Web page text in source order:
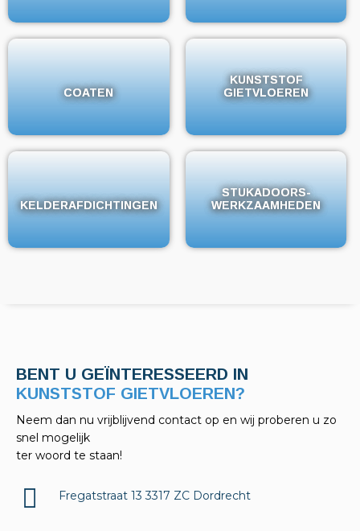
COATEN
COATEN
KUNSTSTOF
GIETVLOEREN
KUNSTSTOF
GIETVLOEREN
KELDERAFDICHTINGEN
KELDERAFDICHTINGEN
STUKADOORS-
WERKZAAMHEDEN
STUKADOORS-
WERKZAAMHEDEN
BENT U GEÏNTERESSEERD IN
KELDERAFDICHTINGEN?
Neem dan nu vrijblijvend contact op en wij proberen u zo
snel mogelijk
ter woord te staan!
Fregatstraat 13 3317 ZC Dordrecht